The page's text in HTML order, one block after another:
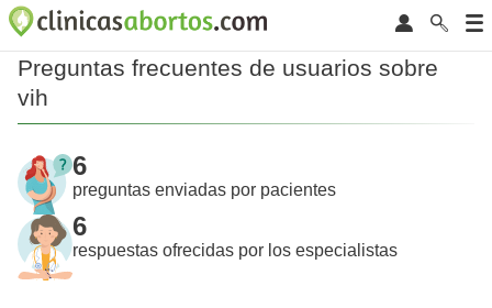
Preguntas frecuentes de usuarios sobre
vih
6
preguntas enviadas por pacientes
6
respuestas ofrecidas por los especialistas